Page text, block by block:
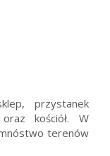
przystanek
kościół. W
terenów